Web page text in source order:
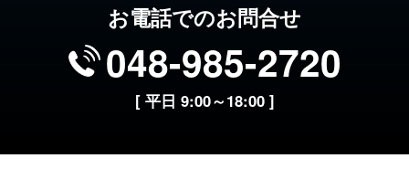
お電話でのお問合せ
048-985-2720
[ 平日 9:00～18:00 ]